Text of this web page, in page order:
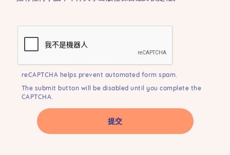
reCAPTCHA helps prevent automated form spam.
The submit button will be disabled until you complete the
CAPTCHA.